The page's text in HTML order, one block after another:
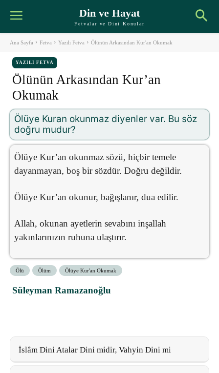
Din ve Hayat
Fetvalar ve Dini Konular
Ana Sayfa Fetva Yazılı Fetva Ölünün Arkasından Kur'an Okumak
YAZILI FETVA
Ölünün Arkasından Kur’an
Okumak
Ölüye Kuran okunmaz diyenler var. Bu söz
doğru mudur?
Ölüye Kur’an okunmaz sözü, hiçbir temele
dayanmayan, boş bir sözdür. Doğru değildir.
Ölüye Kur’an okunur, bağışlanır, dua edilir.
Allah, okunan ayetlerin sevabını inşallah
yakınlarınızın ruhuna ulaştırır.
Ölü Ölüm Ölüye Kur'an Okumak
Süleyman Ramazanoğlu
İslâm Dini Atalar Dini midir, Vahyin Dini mi